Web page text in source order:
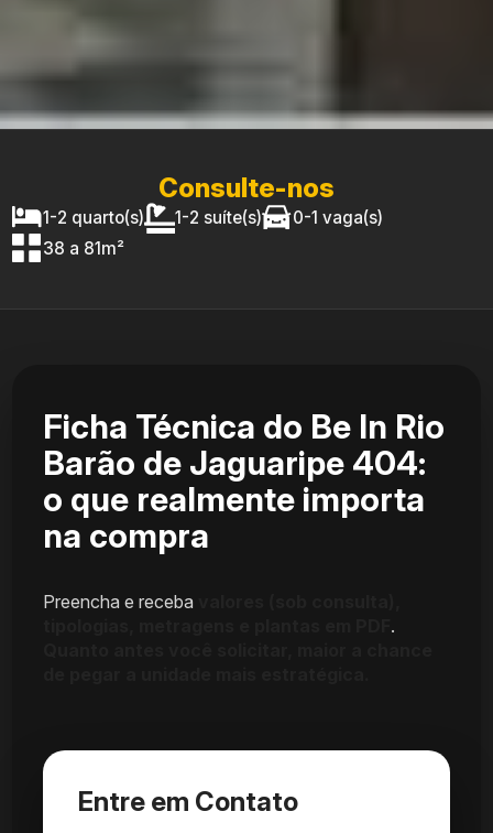
Consulte-nos
1-2 quarto(s) 1-2 suíte(s)
0-1 vaga(s)
38 a 81m²
Ficha Técnica do Be In Rio
Barão de Jaguaripe 404:
o que realmente importa
na compra
Preencha e receba
.
Entre em Contato